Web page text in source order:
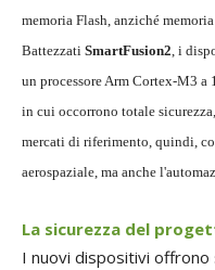
memoria Flash, anziché
Battezzati SmartFusion2, i
un processore Arm Cortex-M3
in cui occorrono totale
mercati di riferimento, quindi,
aerospaziale, ma anche
La sicurezza del
I nuovi dispositivi offrono